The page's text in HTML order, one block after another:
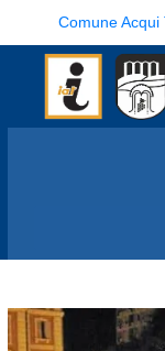
Comune Acqui